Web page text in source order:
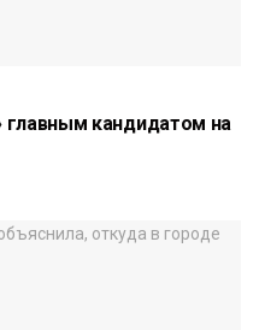
главным кандидатом на